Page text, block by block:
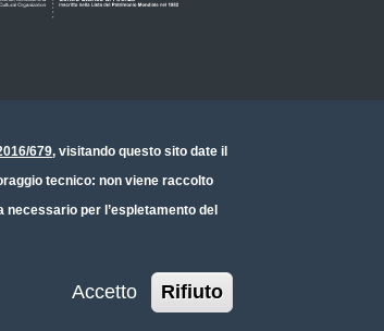
679, visitando questo sito date il
tecnico: non viene raccolto
per l’espletamento del
Accetto Rifiuto